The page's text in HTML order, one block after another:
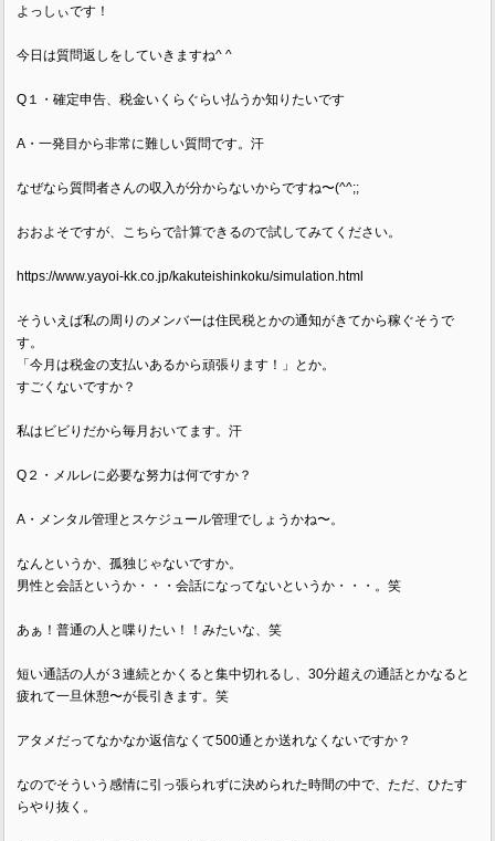
よっしぃです！
今日は質問返しをしていきますね^ ^
Q１・確定申告、税金いくらぐらい払うか知りたいです
A・一発目から非常に難しい質問です。汗
なぜなら質問者さんの収入が分からないからですね〜(^^;;
おおよそですが、こちらで計算できるので試してみてください。
https://www.yayoi-kk.co.jp/kakuteishinkoku/simulation.html
そういえば私の周りのメンバーは住民税とかの通知がきてから稼ぐそうで
す。
「今月は税金の支払いあるから頑張ります！」とか。
すごくないですか？
私はビビりだから毎月おいてます。汗
Q２・メルレに必要な努力は何ですか？
A・メンタル管理とスケジュール管理でしょうかね〜。
なんというか、孤独じゃないですか。
男性と会話というか・・・会話になってないというか・・・。笑
あぁ！普通の人と喋りたい！！みたいな、笑
短い通話の人が３連続とかくると集中切れるし、30分超えの通話とかなると
疲れて一旦休憩〜が長引きます。笑
アタメだってなかなか返信なくて500通とか送れなくないですか？
なのでそういう感情に引っ張られずに決められた時間の中で、ただ、ひたす
らやり抜く。